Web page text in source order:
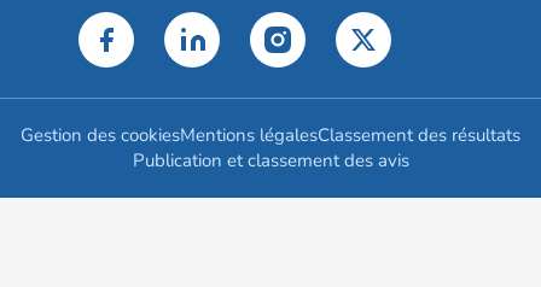
Gestion des cookiesMentions légalesClassement des résultats
Publication et classement des avis